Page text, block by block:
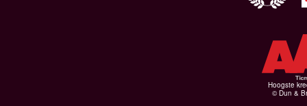
Hoogste
© Dun &